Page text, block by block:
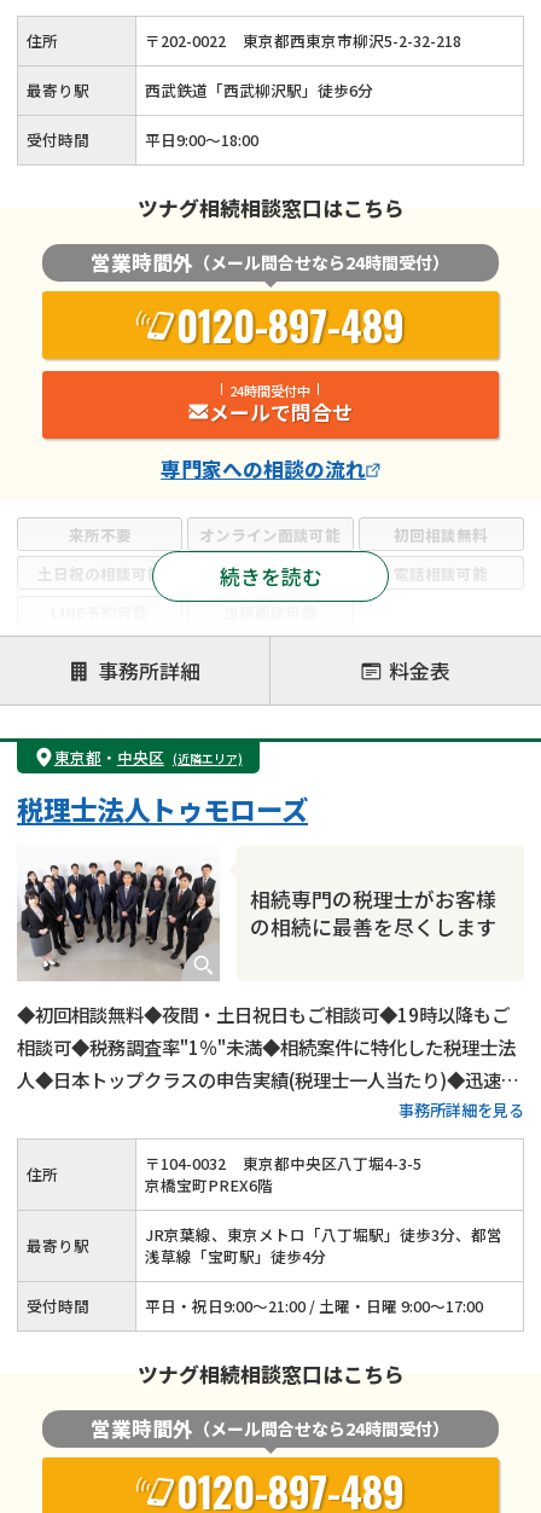
来所不要 オンライン面談可能
初回相談無料
土日祝の相談可能
19時以降電話可能
電話相談可能
注力案件
遺言書作成・遺言執行
相続放棄
相続登記
遺産分割
遺留分侵害額請求
相続税申告
相続手続き
銀行手続き
成年後見・任意後見
贈与税
相続人調査
相続トラブル
続きを読む
住所 〒202-0022 東京都西東京市柳沢5-2-32-218
最寄り駅 西武鉄道「西武柳沢駅」徒歩6分
受付時間 平日9:00～18:00
ツナグ相続相談窓口はこちら
営業時間外 （メール問合せなら24時間受付）
0120-897-489
24時間受付中
メールで問合せ
専門家への相談の流れ
事務所詳細 料金表
東京都 ・ 中央区 (近隣エリア)
相続専門の税理士がお客様
の相続に最善を尽くします
税理士法人トゥモローズ
◆初回相談無料◆夜間・土日祝日もご相談可◆19時以降もご
相談可◆税務調査率"1％"未満◆相続案件に特化した税理士法
人◆日本トップクラスの申告実績(税理士一人当たり)◆迅速対
事務所詳細を見る
住所 〒104-0032
東京都中央区八丁堀4-3-5
京橋宝町PREX6階
最寄り駅
JR京葉線、東京メトロ「八丁堀駅」徒歩3分、都営
浅草線「宝町駅」徒歩4分
受付時間 平日・祝日9:00～21:00 / 土曜・日曜 9:00～17:00
ツナグ相続相談窓口はこちら
営業時間外 （メール問合せなら24時間受付）
0120-897-489